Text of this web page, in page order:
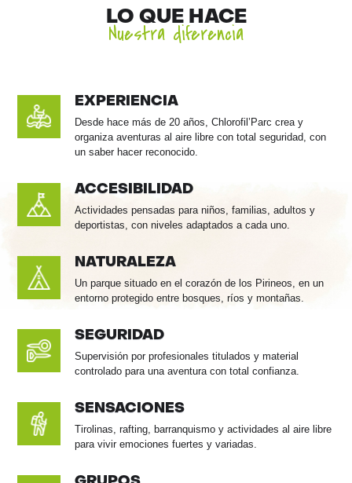
LO QUE HACE
Nuestra diferencia
EXPERIENCIA
Desde hace más de 20 años, Chlorofil’Parc crea y
organiza aventuras al aire libre con total seguridad, con
un saber hacer reconocido.
ACCESIBILIDAD
Actividades pensadas para niños, familias, adultos y
deportistas, con niveles adaptados a cada uno.
NATURALEZA
Un parque situado en el corazón de los Pirineos, en un
entorno protegido entre bosques, ríos y montañas.
SEGURIDAD
Supervisión por profesionales titulados y material
controlado para una aventura con total confianza.
SENSACIONES
Tirolinas, rafting, barranquismo y actividades al aire libre
para vivir emociones fuertes y variadas.